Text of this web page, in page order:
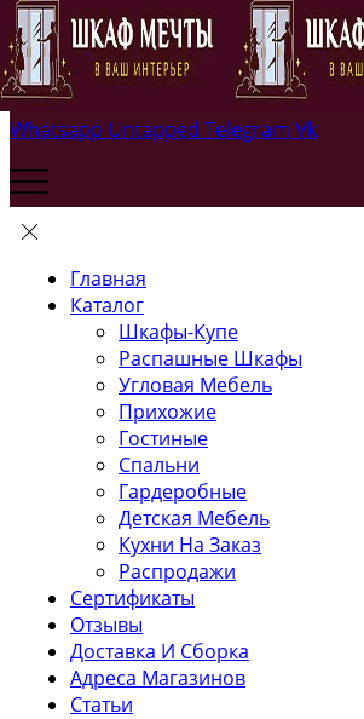
Whatsapp Untapped Telegram Vk
Главная
Каталог
Шкафы-Купе
Распашные Шкафы
Угловая Мебель
Прихожие
Гостиные
Спальни
Гардеробные
Детская Мебель
Кухни На Заказ
Распродажи
Сертификаты
Отзывы
Доставка И Сборка
Адреса Магазинов
Статьи